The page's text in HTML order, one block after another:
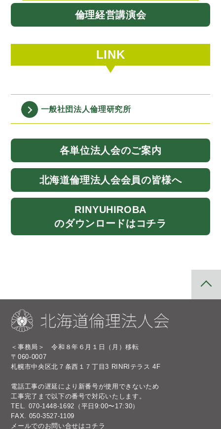
倫理経営講演会
LINK
一般社団法人倫理研究所
各単位法人会のご案内
北海道倫理法人会会員の皆様へ
RINYUHIROBA
のダウンロードはコチラ
＜事務局＞ 令和８年６月１日（月）移転
〒060-0007
札幌市中央区北７条西１７丁目3 RINRIテラス 4F
電話工事の遅延により新番号が使用できないため
工事完了まで以下の番号で対応いたします。
TEL. 070-1448-1692 （平日9:00〜17:30）
FAX. 050-3527-1109
メールでのお問い合せは コチラ